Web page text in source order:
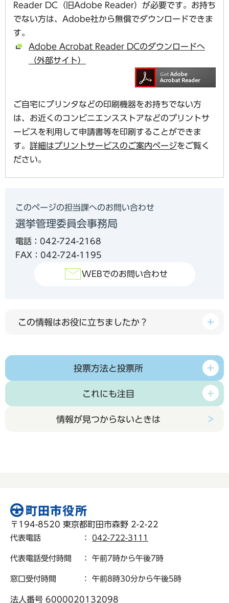
Reader DC（旧Adobe Reader）が必要です。お持ち
でない方は、Adobe社から無償でダウンロードできま
す。
Adobe Acrobat Reader DCのダウンロードへ
（外部サイト）
ご自宅にプリンタなどの印刷機器をお持ちでない方
は、お近くのコンビニエンスストアなどのプリントサ
ービスを利用して申請書等を印刷することができま
す。 詳細はプリントサービスのご案内ページをご覧く
ださい。
このページの担当課へのお問い合わせ
選挙管理委員会事務局
電話：042-724-2168
FAX：042-724-1195
WEBでのお問い合わせ
この情報はお役に立ちましたか？
投票方法と投票所
これにも注目
情報が見つからないときは
〒194-8520 東京都町田市森野 2-2-22
代表電話 ： 042-722-3111
代表電話受付時間 ： 午前7時から午後7時
窓口受付時間 ： 午前8時30分から午後5時
法人番号 6000020132098